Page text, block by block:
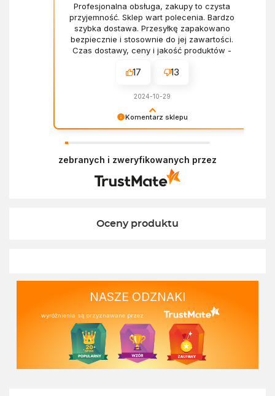
Komentarz sklepu
doświadczeniem. Z pozdrowieniami, Zespół
Profesjonalna obsługa, zakupy to czysta
przyjemność. Sklep wart polecenia. Bardzo
szybka dostawa. Przesyłkę zapakowano
bezpiecznie i stosownie do jej zawartości.
Czas dostawy, ceny i jakość produktów -
17 13
2024-10-29
zebranych i zweryfikowanych przez
Oceny produktu
NASZE ODZNAKI
wyróżnienia są przyznawane przez